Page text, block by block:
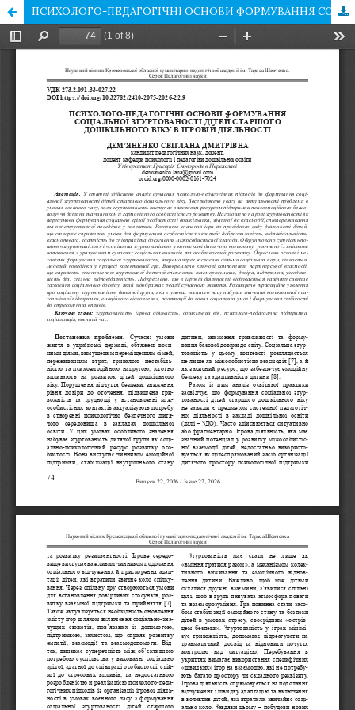
ПСИХОЛОГО-ПЕДАГОГІЧНІ ОСНОВИ ФОРМУВАННЯ СОЦІАЛЬНОЇ ЗГУРТОВАНОСТІ ДІТЕЙ СТАРШОГО ДОШКІЛЬНОГО ВІКУ В ІГРОВІЙ ДІЯЛЬНОСТІ